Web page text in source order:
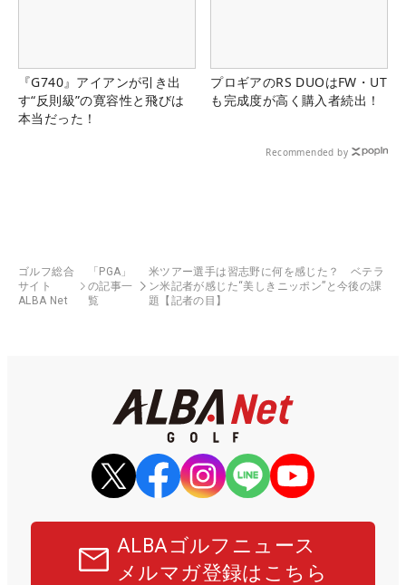
『G740』アイアンが引き出
す“反則級”の寛容性と飛びは
本当だった！
プロギアのRS DUOはFW・UT
も完成度が高く購入者続出！
Recommended by
ゴルフ総合
サイト
ALBA Net
「PGA」
の記事一
覧
米ツアー選手は習志野に何を感じた？ ベテラ
ン米記者が感じた“美しきニッポン”と今後の課
題【記者の目】
ALBAゴルフニュース
メルマガ登録はこちら